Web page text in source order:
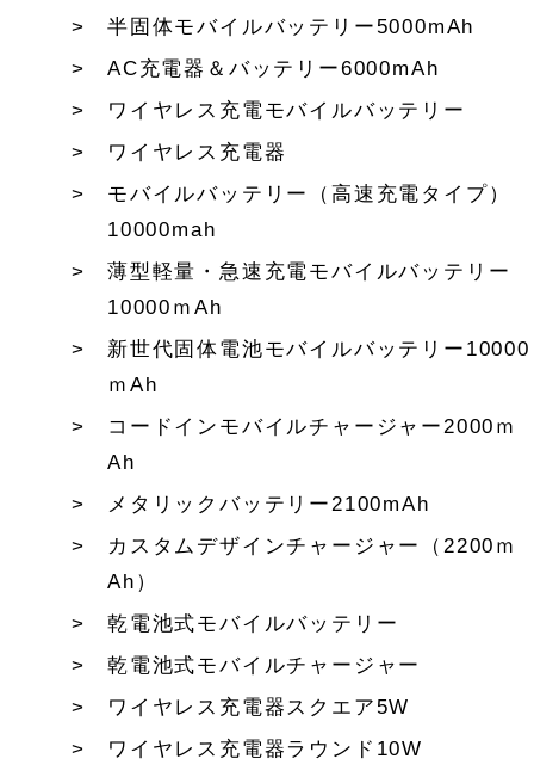
半固体モバイルバッテリー5000mAh
AC充電器＆バッテリー6000mAh
ワイヤレス充電モバイルバッテリー
ワイヤレス充電器
モバイルバッテリー（高速充電タイプ）
10000mah
薄型軽量・急速充電モバイルバッテリー
10000ｍAh
新世代固体電池モバイルバッテリー10000
ｍAh
コードインモバイルチャージャー2000ｍ
Ah
メタリックバッテリー2100mAh
カスタムデザインチャージャー（2200ｍ
Ah）
乾電池式モバイルバッテリー
乾電池式モバイルチャージャー
ワイヤレス充電器スクエア5W
ワイヤレス充電器ラウンド10W